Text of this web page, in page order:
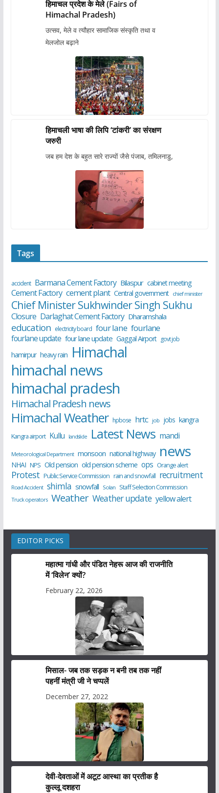
हिमाचल प्रदेश के मेले (Fairs of
Himachal Pradesh)
उत्सव, मेले व त्यौहार सामाजिक संस्कृति तथा व
मेलजोल बढ़ाने
हिमाचली भाषा की लिपि ‘टांकरी’ का संरक्षण
जरुरी
जब हम देश के बहुत सारे राज्यों जैसे पंजाब, तमिलनाडु,
Tags
accident Barmana Cement Factory Bilaspur cabinet meeting
Cement Factory cement plant Central government chief minister
Chief Minister Sukhwinder Singh Sukhu
Closure Darlaghat Cement Factory Dharamshala
education electricity board four lane fourlane
fourlane update four lane update Gaggal Airport govt job
hamirpur heavy rain Himachal
himachal news
himachal pradesh
Himachal Pradesh news
Himachal Weather hpbose hrtc job jobs kangra
Kangra airport Kullu landslide Latest News mandi
Meteorological Department monsoon national highway news
NHAI NPS Old pension old pension scheme ops Orange alert
Protest Public Service Commission rain and snowfall recruitment
Road Accident shimla snowfall Solan Staff Selection Commission
Truck operators Weather Weather update yellow alert
EDITOR PICKS
महात्मा गांधी और पंडित नेहरू आज की राजनीति
में ‘विलेन’ क्यों?
February 22, 2026
मिसाल- जब तक सड़क न बनी तब तक नहीं
पहनीं मंत्री जी ने चप्पलें
December 27, 2022
देवी-देवताओं में अटूट आस्था का प्रतीक है
कुल्लू दशहरा